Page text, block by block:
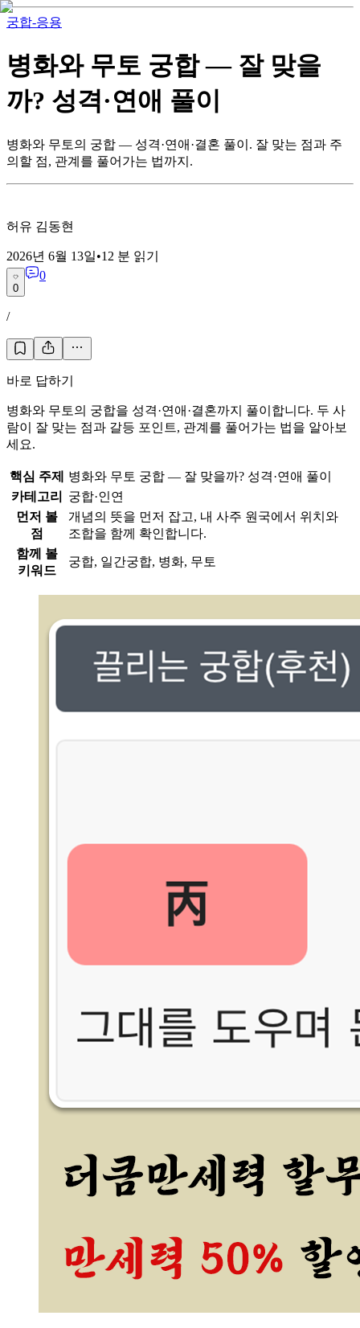
궁합-응용
병화와 무토 궁합 — 잘 맞을
까? 성격·연애 풀이
병화와 무토의 궁합 — 성격·연애·결혼 풀이. 잘 맞는 점과 주
의할 점, 관계를 풀어가는 법까지.
허유 김동현
2026년 6월 13일•12 분 읽기
0
0
/
바로 답하기
병화와 무토의 궁합을 성격·연애·결혼까지 풀이합니다. 두 사
람이 잘 맞는 점과 갈등 포인트, 관계를 풀어가는 법을 알아보
세요.
핵심 주제
병화와 무토 궁합 — 잘 맞을까? 성격·연애 풀이
카테고리
궁합·인연
먼저 볼
점
개념의 뜻을 먼저 잡고, 내 사주 원국에서 위치와
조합을 함께 확인합니다.
함께 볼
키워드
궁합, 일간궁합, 병화, 무토